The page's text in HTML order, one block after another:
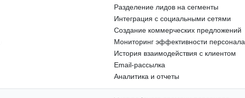
Разделение лидов на сегменты
Интеграция с социальными сетями
Создание коммерческих предложений
Мониторинг эффективности персонала
История взаимодействия с клиентом
Email-рассылка
Аналитика и отчеты